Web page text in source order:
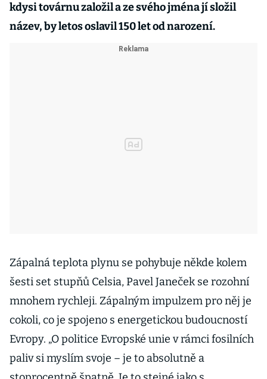
kdysi továrnu založil a ze svého jména jí složil
název, by letos oslavil 150 let od narození.
Zápalná teplota plynu se pohybuje někde kolem
šesti set stupňů Celsia, Pavel Janeček se rozohní
mnohem rychleji. Zápalným impulzem pro něj je
cokoli, co je spojeno s energetickou budoucností
Evropy. „O politice Evropské unie v rámci fosilních
paliv si myslím svoje – je to absolutně a